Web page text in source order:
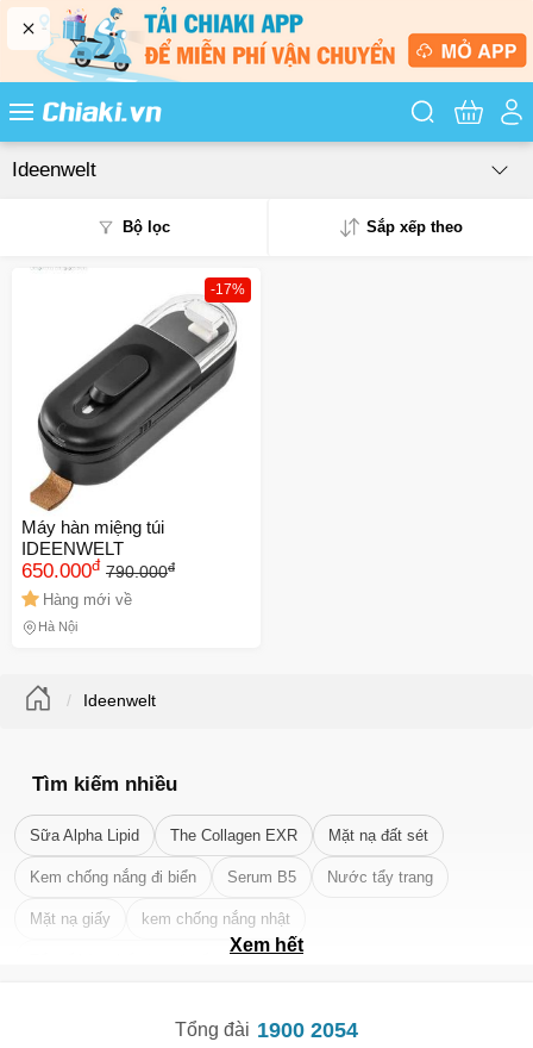
Tìm kiếm
Ideenwelt
Bộ lọc Sắp xếp theo
-17%
Máy hàn miệng túi
IDEENWELT
650.000đ 790.000đ
Hàng mới về
Hà Nội
Ideenwelt
Tìm kiếm nhiều
Sữa Alpha Lipid The Collagen EXR Mặt nạ đất sét
Kem chống nắng đi biển Serum B5 Nước tẩy trang
Mặt nạ giấy kem chống nắng nhật
Xem hết
Tổng đài 1900 2054